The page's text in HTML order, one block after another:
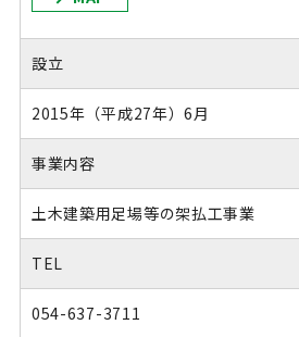
設立
2015年（平成27年）6月
事業内容
土木建築用足場等の架払工事業
TEL
054-637-3711